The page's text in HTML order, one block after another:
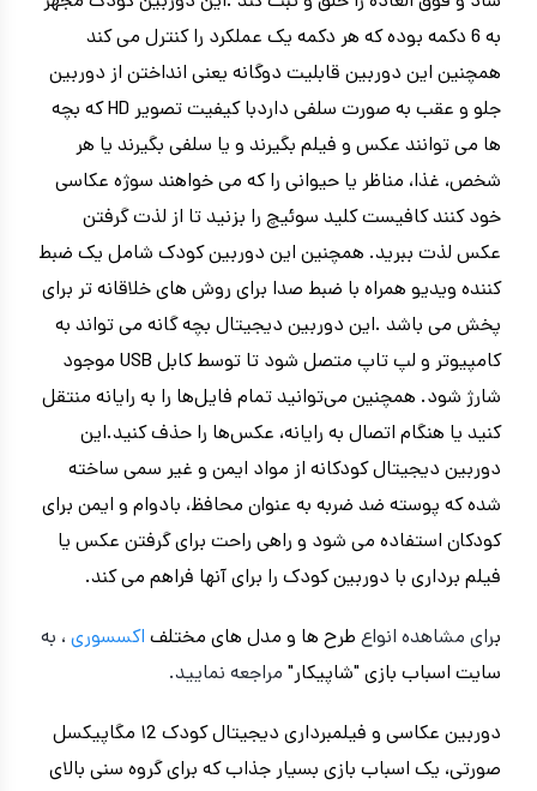
به 6 دکمه بوده که هر دکمه یک عملکرد را کنترل می کند
همچنین این دوربین قابلیت دوگانه یعنی انداختن از دوربین
جلو و عقب به صورت سلفی داردبا کیفیت تصویر HD که بچه
ها می توانند عکس و فیلم بگیرند و یا سلفی بگیرند یا هر
شخص، غذا، مناظر یا حیوانی را که می خواهند سوژه عکاسی
خود کنند کافیست کلید سوئیچ را بزنید تا از لذت گرفتن
عکس لذت ببرید. همچنین این دوربین کودک شامل یک ضبط
کننده ویدیو همراه با ضبط صدا برای روش های خلاقانه تر برای
پخش می باشد .این دوربین دیجیتال بچه گانه می تواند به
کامپیوتر و لپ تاپ متصل شود تا توسط کابل USB موجود
شارژ شود. همچنین می‌توانید تمام فایل‌ها را به رایانه منتقل
کنید یا هنگام اتصال به رایانه، عکس‌ها را حذف کنید.این
دوربین دیجیتال کودکانه از مواد ایمن و غیر سمی ساخته
شده که پوسته ضد ضربه به عنوان محافظ، بادوام و ایمن برای
کودکان استفاده می شود و راهی راحت برای گرفتن عکس یا
فیلم برداری با دوربین کودک را برای آنها فراهم می کند.
برای مشاهده انواع طرح ها و مدل های مختلف اکسسوری ، به
سایت اسباب بازی "شاپیکار" مراجعه نمایید.
دوربین عکاسی و فیلمبرداری دیجیتال کودک ۱2 مگاپیکسل
صورتی، یک اسباب بازی بسیار جذاب که برای گروه سنی بالای